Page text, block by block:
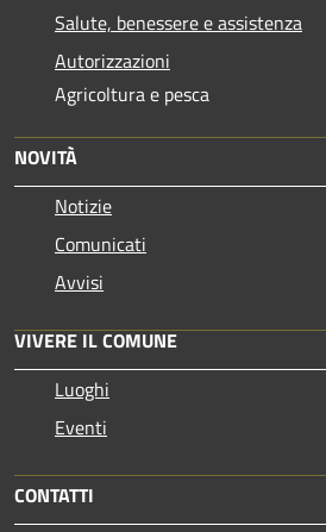
Salute, benessere e assistenza
Autorizzazioni
Agricoltura e pesca
NOVITÀ
Notizie
Comunicati
Avvisi
VIVERE IL COMUNE
Luoghi
Eventi
CONTATTI